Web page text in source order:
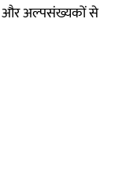
और अल्पसंख्यकों से